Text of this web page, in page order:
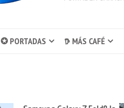
✪ PORTADAS 𖠚 MÁS CAFÉ